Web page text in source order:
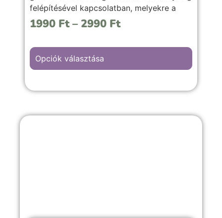
felépítésével kapcsolatban, melyekre a
további jegyzetekben is gyakran
1990 Ft – 2990 Ft
Opciók választása